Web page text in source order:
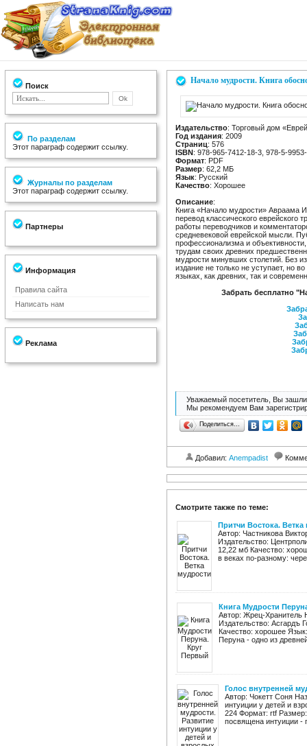
Поиск
По разделам
Этот параграф содержит ссылку.
Журналы по разделам
Этот параграф содержит ссылку.
Партнеры
Информация
Правила сайта
Написать нам
Реклама
Начало мудрости. Книга
Издательство: Торговый дом
Год издания: 2009
Страниц: 576
ISBN: 978-965-7412-18-3, 978-5-
Формат: PDF
Размер: 62,2 МБ
Язык: Русский
Качество: Хорошее
Описание:
Книга «Начало мудрости» Авраама
перевод классического еврейского
работы переводчиков и
средневековой еврейской мысли.
профессионализма и
трудам своих древних
мудрости минувших столетий. Без
издание не только не уступает, но
языках, как древних, так и
Забрать бесплатно
Уважаемый посетитель, Вы зашли
Мы рекомендуем Вам
Поделиться…
Добавил: Anempadist
Смотрите также по теме:
Притчи Востока. Ветка
Автор: Частникова
Издательство:
12,22 мб Качество:
в веках по-разному:
Книга Мудрости
Автор: Жрец-Хранитель
Издательство: Асгардъ
Качество: хорошее
Перуна - одно из
Голос внутренней
Автор: Чокетт Соня
интуиции у детей и
224 Формат: rtf
посвящена интуиции -